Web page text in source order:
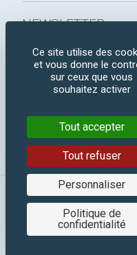
NEWSLETTER :
SUIVEZ-NOUS :
Facebook
Mentions légales-CGV-
Copyright 2019 © Prêt à
sans l’autorisation
Ce site utilise des
et vous donne le
sur ceux que vous
souhaitez activer
Tout accepter
Tout refuser
Personnaliser
Politique de
confidentialité